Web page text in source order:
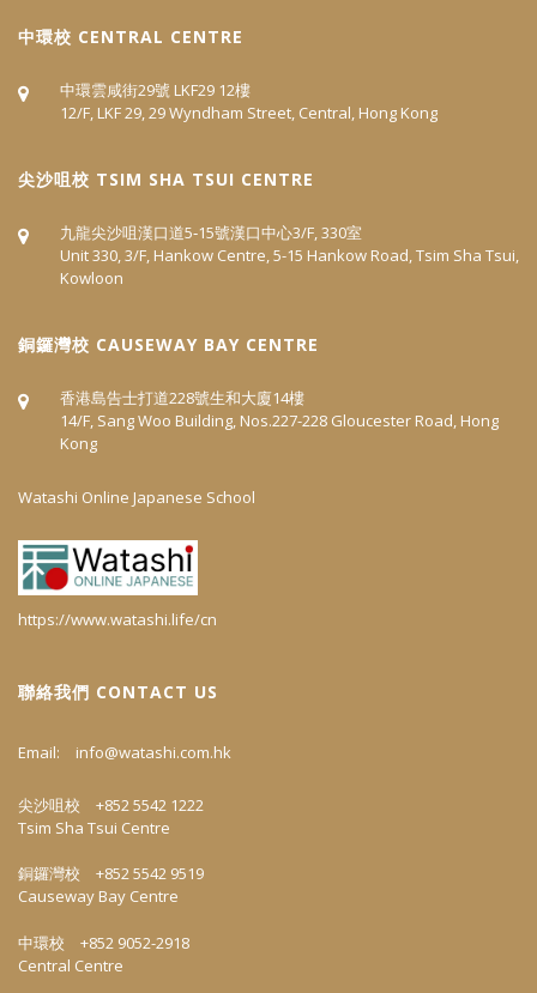
中環校 CENTRAL CENTRE
中環雲咸街29號 LKF29 12樓
12/F, LKF 29, 29 Wyndham Street, Central, Hong Kong
尖沙咀校 TSIM SHA TSUI CENTRE
九龍尖沙咀漢口道5‐15號漢口中心3/F, 330室
Unit 330, 3/F, Hankow Centre, 5-15 Hankow Road, Tsim Sha Tsui,
Kowloon
​銅鑼灣校 CAUSEWAY BAY CENTRE
香港島告士打道228號生和大廈14樓
14/F, Sang Woo Building, Nos.227-228 Gloucester Road, Hong
Kong
Watashi Online Japanese School
https://www.watashi.life/cn
聯絡我們 CONTACT US
Email: info@watashi.com.hk
尖沙咀校 +852 5542 1222
Tsim Sha Tsui Centre
銅鑼灣校 +852 5542 9519
Causeway Bay Centre
中環校 +852 9052-2918
Central Centre